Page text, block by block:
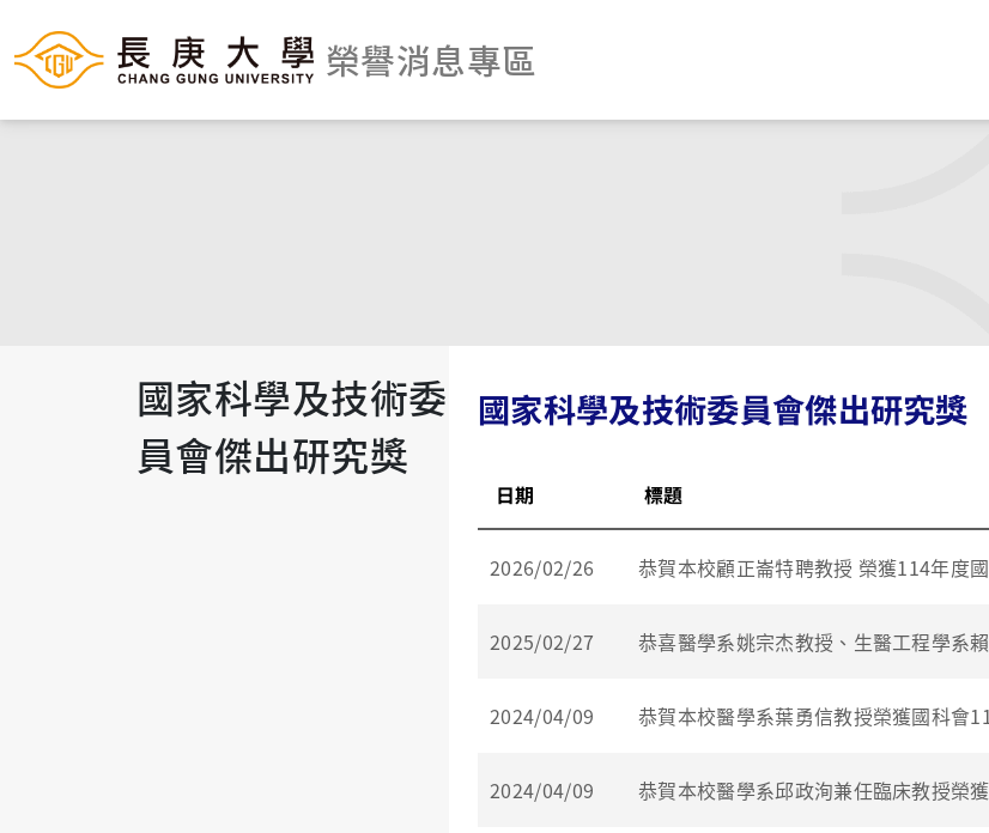
榮譽消息專區
國家科學及技術委
員會傑出研究獎
國家科學及技術委員會傑出研究獎
日期 標題
2026/02/26 恭賀本校顧正崙特聘教授 榮獲114年度
2025/02/27 恭喜醫學系姚宗杰教授、生醫工程學系
2024/04/09 恭賀本校醫學系葉勇信教授榮獲國科會
2024/04/09 恭賀本校醫學系邱政洵兼任臨床教授榮